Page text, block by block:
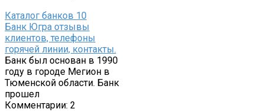
Каталог банков 10
Банк Югра отзывы
клиентов, телефоны
горячей линии, контакты.
Банк был основан в 1990
году в городе Мегион в
Тюменской области. Банк
прошел
Комментарии: 2